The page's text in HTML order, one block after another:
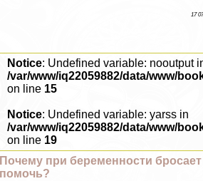
17
Notice: Undefined variable: nooutput
/var/www/iq22059882/data/www/
on line 15
Notice: Undefined variable: yarss in
/var/www/iq22059882/data/www/
on line 19
Почему при беременности
помочь?